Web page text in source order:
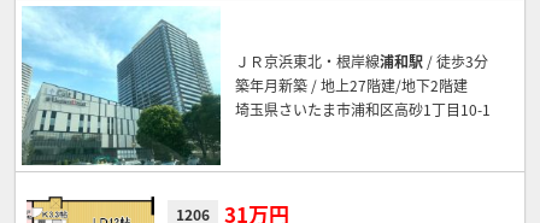
ＪＲ京浜東北・根岸線浦和駅 / 徒歩3分
築年月新築 / 地上27階建/地下2階建
埼玉県さいたま市浦和区高砂1丁目10-1
1206 31万円